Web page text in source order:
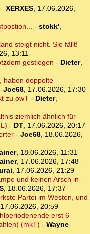
- XERXES, 17.06.2026,
- stokk',
steigt nicht. Sie fällt!
13:11
gestiegen - Dieter,
haben doppelte
Joe68, 17.06.2026, 17:30
zu owT- Dieter,
ziemlich ähnlich für
- DT, 17.06.2026, 20:17
- Joe68, 18.06.2026,
, 18.06.2026, 11:31
, 17.06.2026, 17:48
, 17.06.2026, 21:29
und keinen Arsch in
, 18.06.2026, 17:37
Partei im Westen, und
17.06.2026, 20:59
erst 6
(mkT) - Wayne